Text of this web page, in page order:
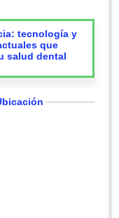
tecnología y
que
salud dental